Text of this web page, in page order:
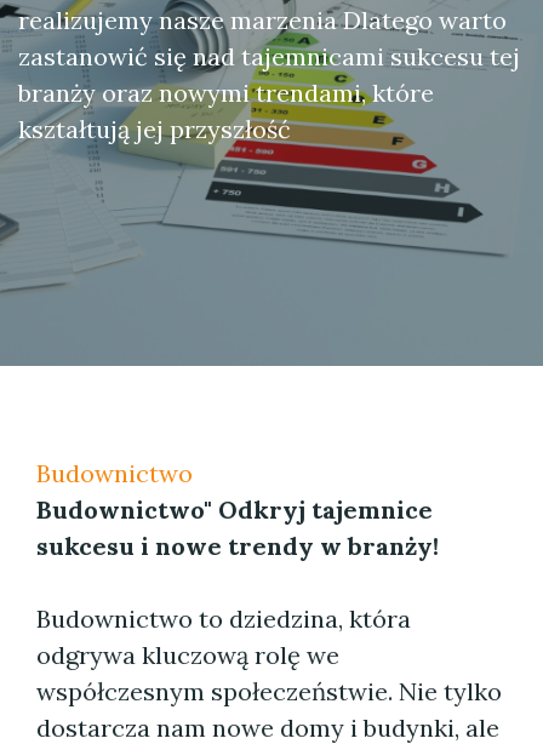
realizujemy nasze marzenia Dlatego warto
zastanowić się nad tajemnicami sukcesu tej
branży oraz nowymi trendami, które
kształtują jej przyszłość
Budownictwo
Budownictwo" Odkryj tajemnice
sukcesu i nowe trendy w branży!
Budownictwo to dziedzina, która
odgrywa kluczową rolę we
współczesnym społeczeństwie. Nie tylko
dostarcza nam nowe domy i budynki, ale